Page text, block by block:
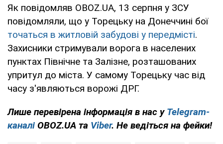
Як повідомляв OBOZ.UA, 13 серпня у ЗСУ
повідомляли, що у Торецьку на Донеччині бої
точаться в житловій забудові у передмісті.
Захисники стримували ворога в населених
пунктах Північне та Залізне, розташованих
упритул до міста. У самому Торецьку час від
часу з'являються ворожі ДРГ.
Лише перевірена інформація в нас у Telegram-
каналі OBOZ.UA та Viber. Не ведіться на фейки!